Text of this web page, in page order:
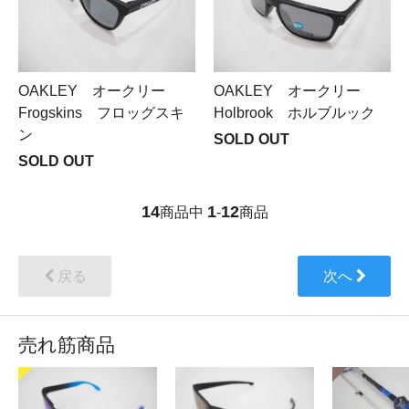
OAKLEY オークリー
Frogskins フロッグスキ
ン
SOLD OUT
OAKLEY オークリー
Holbrook ホルブルック
SOLD OUT
14商品中 1-12商品
戻る 次へ
売れ筋商品